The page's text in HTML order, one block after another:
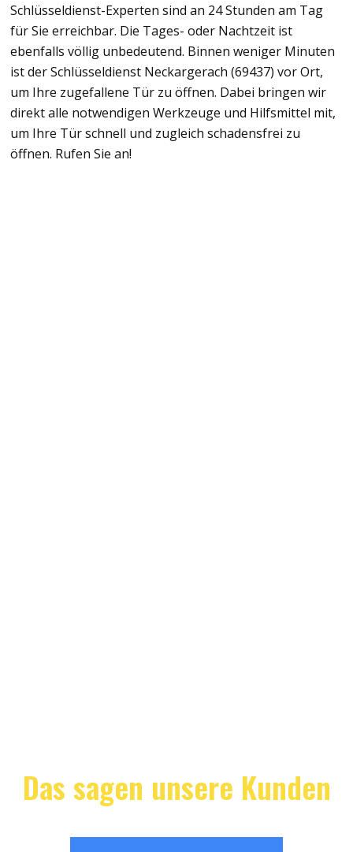
Schlüsseldienst-Experten sind an 24 Stunden am Tag
für Sie erreichbar. Die Tages- oder Nachtzeit ist
ebenfalls völlig unbedeutend. Binnen weniger Minuten
ist der Schlüsseldienst Neckargerach (69437) vor Ort,
um Ihre zugefallene Tür zu öffnen. Dabei bringen wir
direkt alle notwendigen Werkzeuge und Hilfsmittel mit,
um Ihre Tür schnell und zugleich schadensfrei zu
öffnen. Rufen Sie an!
Das sagen unsere Kunden